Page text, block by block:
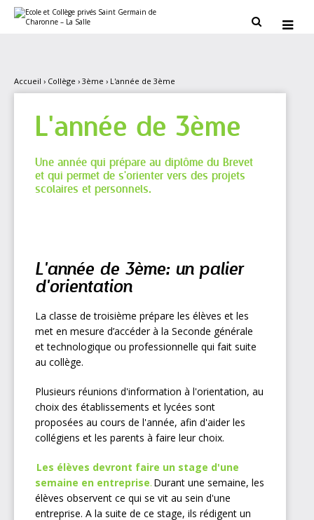
contenu.
personnels
 
Accueil › Collège › 3ème › L'année de 3ème
L'année de 3ème
Une année qui prépare au diplôme du Brevet
et qui permet de s'orienter vers des projets
scolaires et personnels.
L'année de 3ème: un palier
d'orientation
La classe de troisième prépare les élèves et les
met en mesure d’accéder à la Seconde générale
et technologique ou professionnelle qui fait suite
au collège.
Plusieurs réunions d'information à l'orientation, au
choix des établissements et lycées sont
proposées au cours de l'année, afin d'aider les
collégiens et les parents à faire leur choix.
Les élèves devront faire un stage d'une
semaine en entreprise. Durant une semaine, les
élèves observent ce qui se vit au sein d'une
entreprise. A la suite de ce stage, ils rédigent un